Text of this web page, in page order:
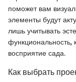
поможет вам
элементы будут
лишь учитывать
функциональность,
восприятие сада.
Как выбрать